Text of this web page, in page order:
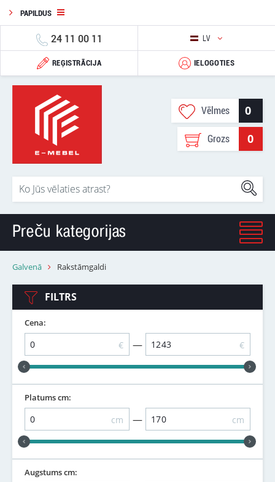
PAPILDUS
24 11 00 11 LV
REĢISTRĀCIJA IELOGOTIES
Vēlmes 0
Grozs 0
Preču kategorijas
Galvenā Rakstāmgaldi
FILTRS
Cena:
€ — €
Platums cm:
cm — cm
Augstums cm: